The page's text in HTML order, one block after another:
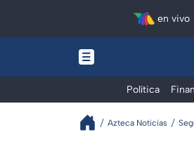
en vivo
Política
Azteca Noticias